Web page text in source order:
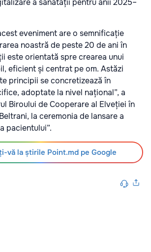
a sănătății pentru anii 2025–
eveniment are o semnificație
noastră de peste 20 de ani în
este orientată spre crearea unui
eficient și centrat pe om. Astăzi
principii se concretizează în
adoptate la nivel național”, a
Biroului de Cooperare al Elveției în
la ceremonia de lansare a
pacientului”.
vă la știrile Point.md pe Google